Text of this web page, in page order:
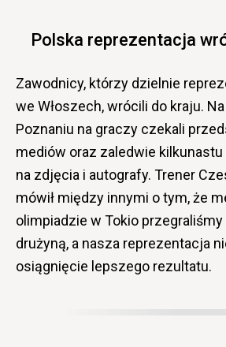
Polska reprezentacja
Zawodnicy, którzy dzielnie
we Włoszech, wrócili do kraju.
Poznaniu na graczy czekali
mediów oraz zaledwie
na zdjęcia i autografy. Trener
mówił między innymi o tym, że
olimpiadzie w Tokio
drużyną, a nasza reprezentacja
osiągnięcie lepszego rezultatu.